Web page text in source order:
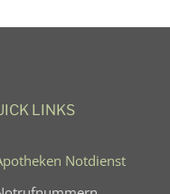
LINKS
Notdienst